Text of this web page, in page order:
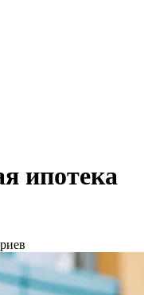
ипотека